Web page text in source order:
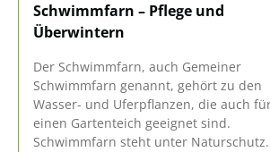
Schwimmfarn – Pflege und
Überwintern
Der Schwimmfarn, auch Gemeiner
Schwimmfarn genannt, gehört zu den
Wasser- und Uferpflanzen, die auch
einen Gartenteich geeignet sind.
Schwimmfarn steht unter